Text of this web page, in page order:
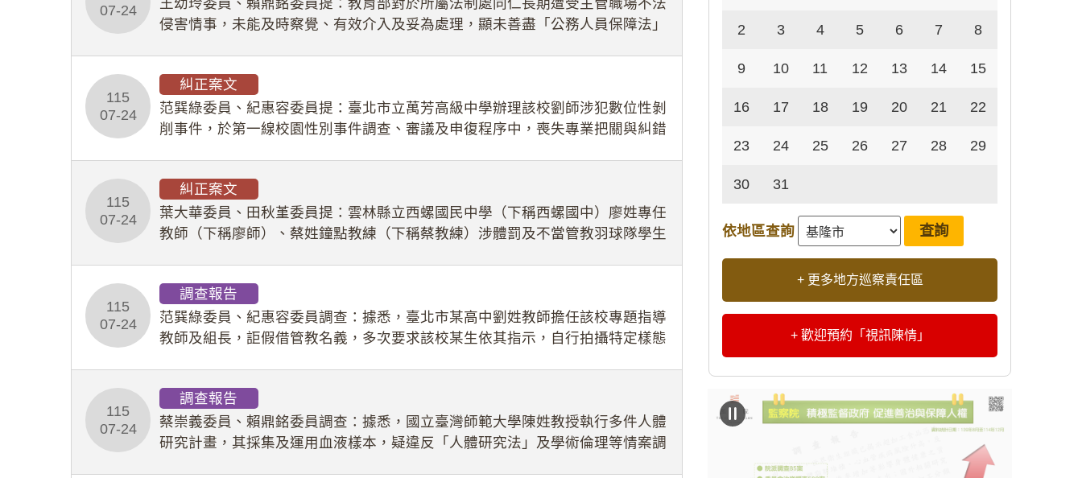
07-24
王幼玲委員、賴鼎銘委員提：教育部對於所屬法制處同仁長期遭受主管職場不法
侵害情事，未能及時察覺、有效介入及妥為處理，顯未善盡「公務人員保障法」
115
07-24
糾正案文
范巽綠委員、紀惠容委員提：臺北市立萬芳高級中學辦理該校劉師涉犯數位性剝
削事件，於第一線校園性別事件調查、審議及申復程序中，喪失專業把關與糾錯
115
07-24
糾正案文
葉大華委員、田秋堇委員提：雲林縣立西螺國民中學（下稱西螺國中）廖姓專任
教師（下稱廖師）、蔡姓鐘點教練（下稱蔡教練）涉體罰及不當管教羽球隊學生
115
07-24
調查報告
范巽綠委員、紀惠容委員調查：據悉，臺北市某高中劉姓教師擔任該校專題指導
教師及組長，詎假借管教名義，多次要求該校某生依其指示，自行拍攝特定樣態
115
07-24
調查報告
蔡崇義委員、賴鼎銘委員調查：據悉，國立臺灣師範大學陳姓教授執行多件人體
研究計畫，其採集及運用血液樣本，疑違反「人體研究法」及學術倫理等情案調
2 3 4 5 6 7 8
9 10 11 12 13 14 15
16 17 18 19 20 21 22
23 24 25 26 27 28 29
30 31
依地區查詢
+ 更多地方巡察責任區
+ 歡迎預約「視訊陳情」